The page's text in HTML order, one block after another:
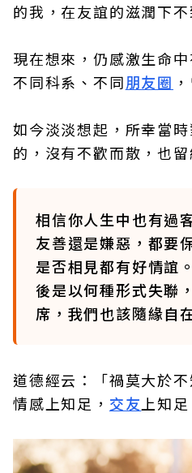
的我，在友誼的滋潤下不
現在想來，仍感激生命
不同科系、不同朋友圈
如今淡淡想起，所幸當
的，沒有不歡而散，也
相信你人生中也有過
友善還是嫌惡，都要
是否相見都有好情誼
後是以何種形式失聯
席，我們也該隨緣自
道德經云：「禍莫大於
情感上知足， 交友 上知